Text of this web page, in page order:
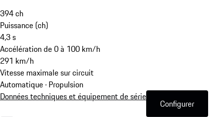
394ch
Puissance (ch)
4,3s
Accélération de 0 à 100 km/h
291 km/h
Vitesse maximale sur circuit
Automatique · Propulsion
Données techniques et équipement de série
Configurer